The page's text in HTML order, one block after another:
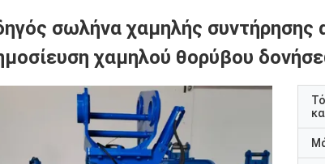
σωλήνα χαμηλής συντήρησης
χαμηλού θορύβου